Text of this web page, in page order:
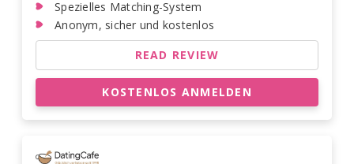
Spezielles Matching-System
Anonym, sicher und kostenlos
READ REVIEW
KOSTENLOS ANMELDEN